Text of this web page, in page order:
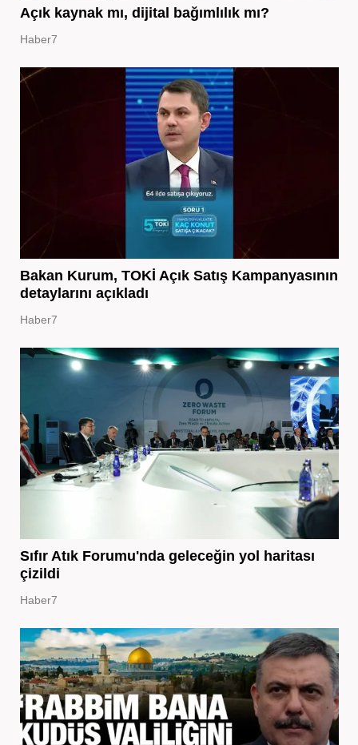
Açık kaynak mı, dijital bağımlılık mı?
Haber7
Bakan Kurum, TOKİ Açık Satış Kampanyasının
detaylarını açıkladı
Haber7
Sıfır Atık Forumu'nda geleceğin yol haritası
çizildi
Haber7